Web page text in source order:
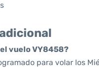
vuelo VY8458?
para volar los